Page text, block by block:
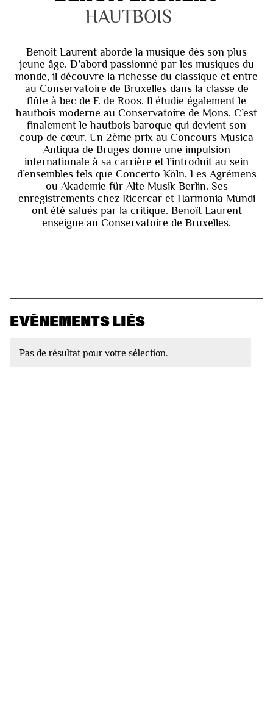
HAUTBOIS
Benoît Laurent aborde la musique dès son plus
jeune âge. D’abord passionné par les musiques du
monde, il découvre la richesse du classique et entre
au Conservatoire de Bruxelles dans la classe de
flûte à bec de F. de Roos. Il étudie également le
hautbois moderne au Conservatoire de Mons. C’est
finalement le hautbois baroque qui devient son
coup de cœur. Un 2ème prix au Concours Musica
Antiqua de Bruges donne une impulsion
internationale à sa carrière et l’introduit au sein
d’ensembles tels que Concerto Köln, Les Agrémens
ou Akademie für Alte Musik Berlin. Ses
enregistrements chez Ricercar et Harmonia Mundi
ont été salués par la critique. Benoît Laurent
enseigne au Conservatoire de Bruxelles.
EVÈNEMENTS LIÉS
Pas de résultat pour votre sélection.